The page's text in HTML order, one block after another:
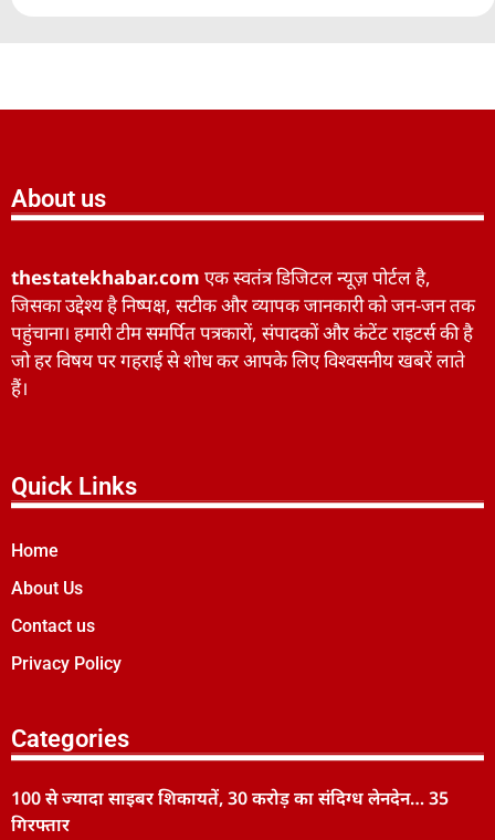
About us
thestatekhabar.com एक स्वतंत्र डिजिटल न्यूज़ पोर्टल है,
जिसका उद्देश्य है निष्पक्ष, सटीक और व्यापक जानकारी को जन-जन तक
पहुंचाना। हमारी टीम समर्पित पत्रकारों, संपादकों और कंटेंट राइटर्स की है
जो हर विषय पर गहराई से शोध कर आपके लिए विश्वसनीय खबरें लाते
हैं।
Quick Links
Home
About Us
Contact us
Privacy Policy
Categories
100 से ज्यादा साइबर शिकायतें, 30 करोड़ का संदिग्ध लेनदेन… 35
गिरफ्तार